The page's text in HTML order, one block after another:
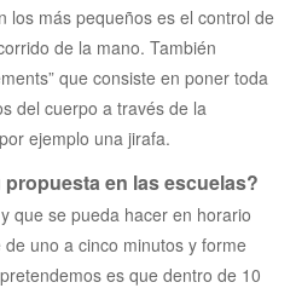
los más pequeños es el control de
de la mano. También
que consiste en poner toda
del cuerpo a través de la
ejemplo una jirafa.
en las escuelas?
que se pueda hacer en horario
uno a cinco minutos y forme
es que dentro de 10